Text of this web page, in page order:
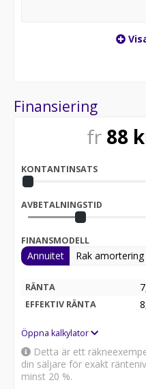
Finansiering
fr 88
KONTANTINSATS
AVBETALNINGSTID
FINANSMODELL
Annuitet Rak amortering
RÄNTA
EFFEKTIV RÄNTA
Öppna kalkylator
Detta är ett
din säljare för exakt
minst 20 %.